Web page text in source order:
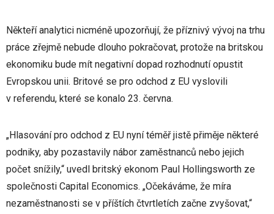
Někteří analytici nicméně upozorňují, že příznivý vývoj na trhu
práce zřejmě nebude dlouho pokračovat, protože na britskou
ekonomiku bude mít negativní dopad rozhodnutí opustit
Evropskou unii. Britové se pro odchod z EU vyslovili
v referendu, které se konalo 23. června.
„Hlasování pro odchod z EU nyní téměř jistě přiměje některé
podniky, aby pozastavily nábor zaměstnanců nebo jejich
počet snížily,“ uvedl britský ekonom Paul Hollingsworth ze
společnosti Capital Economics. „Očekáváme, že míra
nezaměstnanosti se v příštích čtvrtletích začne zvyšovat,“